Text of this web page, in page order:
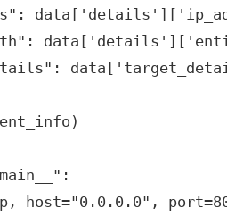
host="0.0.0.0",